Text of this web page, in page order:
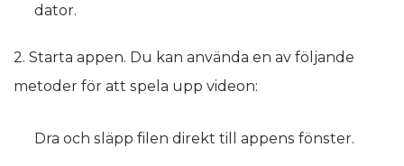
dator.
2. Starta appen. Du kan använda en av följande
metoder för att spela upp videon:
Dra och släpp filen direkt till appens fönster.